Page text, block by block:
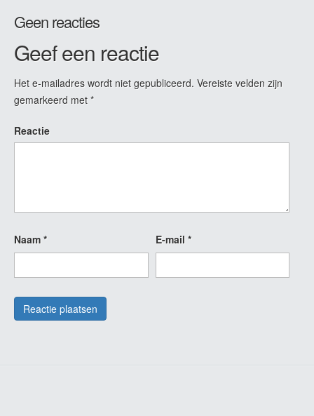
Geen reacties
Geef een reactie
Het e-mailadres wordt niet gepubliceerd. Vereiste velden zijn
gemarkeerd met *
Reactie
Naam * E-mail *